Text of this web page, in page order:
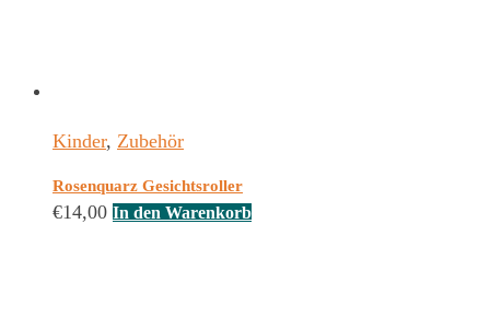
Kinder, Zubehör
Rosenquarz Gesichtsroller
€14,00 In den Warenkorb